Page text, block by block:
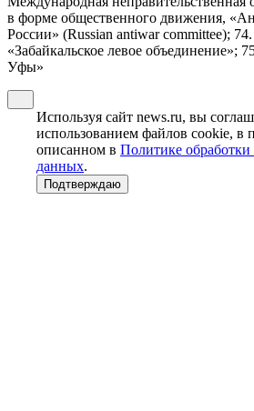
в форме общественного движения,
России» (Russian antiwar committee);
«Забайкальское левое объединение»;
Уфы»
Используя сайт news.ru, вы
использованием файлов cookie, в
описанном в Политике
данных.
Подтверждаю